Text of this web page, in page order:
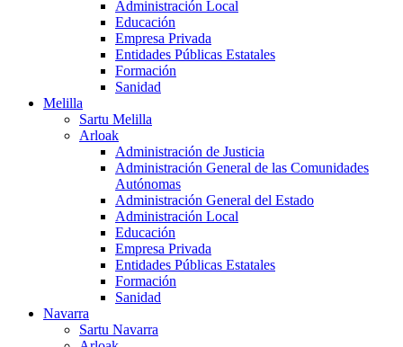
Administración Local
Educación
Empresa Privada
Entidades Públicas Estatales
Formación
Sanidad
Melilla
Sartu Melilla
Arloak
Administración de Justicia
Administración General de las Comunidades
Autónomas
Administración General del Estado
Administración Local
Educación
Empresa Privada
Entidades Públicas Estatales
Formación
Sanidad
Navarra
Sartu Navarra